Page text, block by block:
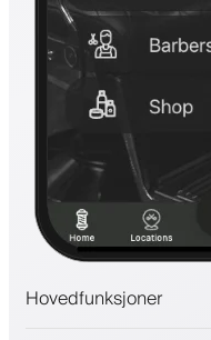
Hovedfunksjoner